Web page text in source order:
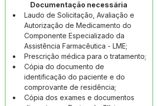
Documentação necessária
Laudo de Solicitação, Avaliação e
Autorização de Medicamento do
Componente Especializado da
Assistência Farmacêutica - LME;
Prescrição médica para o tratamento;
Cópia do documento de
identificação do paciente e do
comprovante de residência;
Cópia dos exames e documentos